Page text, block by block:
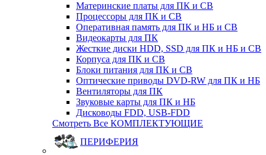
Материнские платы для ПК и СВ
Процессоры для ПК и СВ
Оперативная память для ПК и НБ и СВ
Видеокарты для ПК
Жесткие диски HDD, SSD для ПК и НБ и СВ
Корпуса для ПК и СВ
Блоки питания для ПК и СВ
Оптические приводы DVD-RW для ПК и НБ
Вентиляторы для ПК
Звуковые карты для ПК и НБ
Дисководы FDD, USB-FDD
Смотреть Все КОМПЛЕКТУЮЩИЕ
ПЕРИФЕРИЯ